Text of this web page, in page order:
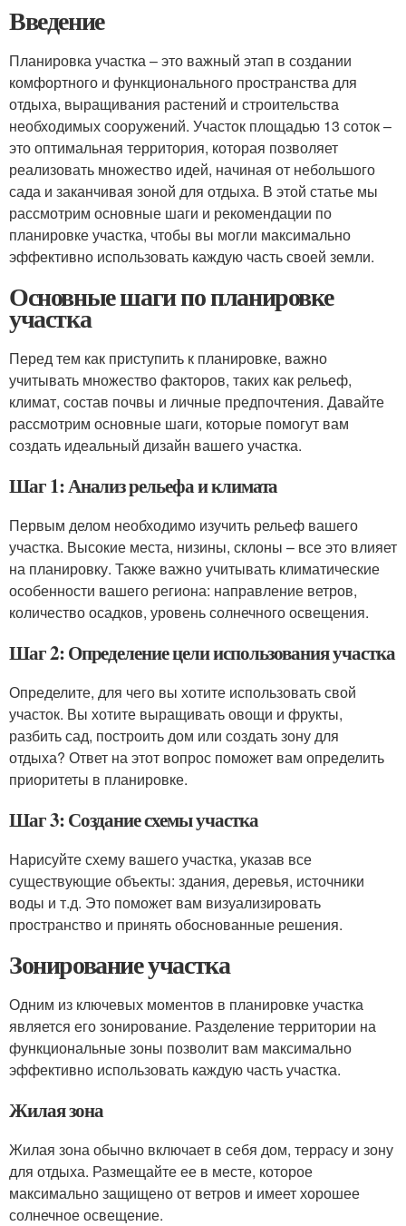
Введение
Планировка участка – это важный этап в создании
комфортного и функционального пространства для
отдыха, выращивания растений и строительства
необходимых сооружений. Участок площадью 13 соток –
это оптимальная территория, которая позволяет
реализовать множество идей, начиная от небольшого
сада и заканчивая зоной для отдыха. В этой статье мы
рассмотрим основные шаги и рекомендации по
планировке участка, чтобы вы могли максимально
эффективно использовать каждую часть своей земли.
Основные шаги по планировке
участка
Перед тем как приступить к планировке, важно
учитывать множество факторов, таких как рельеф,
климат, состав почвы и личные предпочтения. Давайте
рассмотрим основные шаги, которые помогут вам
создать идеальный дизайн вашего участка.
Шаг 1: Анализ рельефа и климата
Первым делом необходимо изучить рельеф вашего
участка. Высокие места, низины, склоны – все это влияет
на планировку. Также важно учитывать климатические
особенности вашего региона: направление ветров,
количество осадков, уровень солнечного освещения.
Шаг 2: Определение цели использования участка
Определите, для чего вы хотите использовать свой
участок. Вы хотите выращивать овощи и фрукты,
разбить сад, построить дом или создать зону для
отдыха? Ответ на этот вопрос поможет вам определить
приоритеты в планировке.
Шаг 3: Создание схемы участка
Нарисуйте схему вашего участка, указав все
существующие объекты: здания, деревья, источники
воды и т.д. Это поможет вам визуализировать
пространство и принять обоснованные решения.
Зонирование участка
Одним из ключевых моментов в планировке участка
является его зонирование. Разделение территории на
функциональные зоны позволит вам максимально
эффективно использовать каждую часть участка.
Жилая зона
Жилая зона обычно включает в себя дом, террасу и зону
для отдыха. Размещайте ее в месте, которое
максимально защищено от ветров и имеет хорошее
солнечное освещение.